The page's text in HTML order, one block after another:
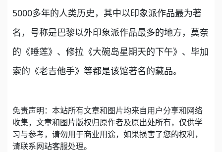
5000多年的人类历史，其中以印象派作品最为著
名，号称是巴黎以外印象派作品最多的地方，莫奈
的《睡莲》、修拉《大碗岛星期天的下午》、毕加
索的《老吉他手》等都是该馆著名的藏品。
免责声明：本站所有文章和图片均来自用户分享和网络
收集，文章和图片版权归原作者及原出处所有，仅供学
习与参考，请勿用于商业用途，如果损害了您的权利，
请联系网站客服处理。